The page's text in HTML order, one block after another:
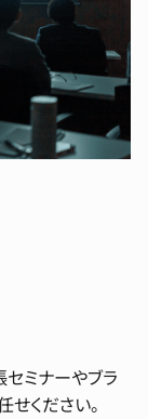
セミナーやブラ
ください。